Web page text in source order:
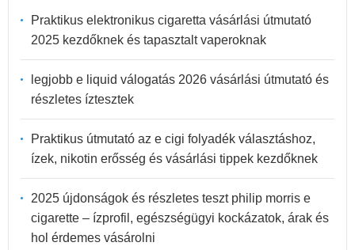
Praktikus elektronikus cigaretta vásárlási útmutató
2025 kezdőknek és tapasztalt vaperoknak
legjobb e liquid válogatás 2026 vásárlási útmutató és
részletes íztesztek
Praktikus útmutató az e cigi folyadék választáshoz,
ízek, nikotin erősség és vásárlási tippek kezdőknek
2025 újdonságok és részletes teszt philip morris e
cigarette – ízprofil, egészségügyi kockázatok, árak és
hol érdemes vásárolni